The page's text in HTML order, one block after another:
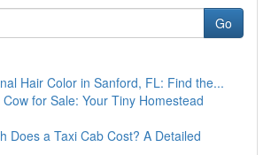
Go
Hair Color in Sanford, FL: Find the...
for Sale: Your Tiny Homestead
Does a Taxi Cab Cost? A Detailed